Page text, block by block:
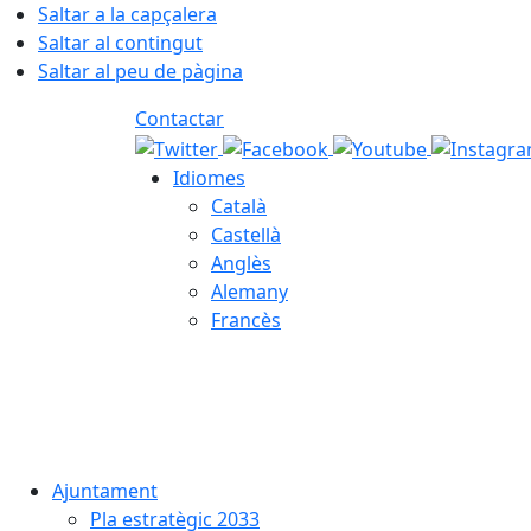
Saltar a la capçalera
Saltar al contingut
Saltar al peu de pàgina
Contactar
Idiomes
Català
Castellà
Anglès
Alemany
Francès
Ajuntament
Pla estratègic 2033